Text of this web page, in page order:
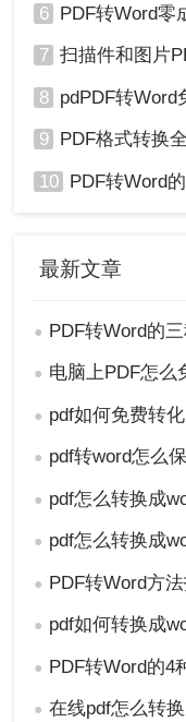
6 PDF转Word零成
7 扫描件和图片
8 pdPDF转Word免
9 PDF格式转换全解
10 PDF转Word的4种
最新文章
● PDF转Word的三种实
● 电脑上PDF怎么免费转换
● pdf如何免费转化成
● pdf转word怎么保留原排版
● pdf怎么转换成word
● pdf怎么转换成word
● PDF转Word方法指南：专业
● pdf如何转换成
● PDF转Word的4种方法实
● 在线pdf怎么转换成word文档